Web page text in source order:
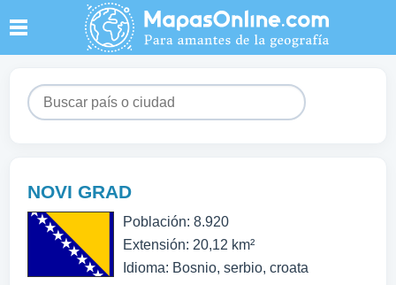
NOVI GRAD
Población: 8.920
Extensión: 20,12 km²
Idioma: Bosnio, serbio, croata